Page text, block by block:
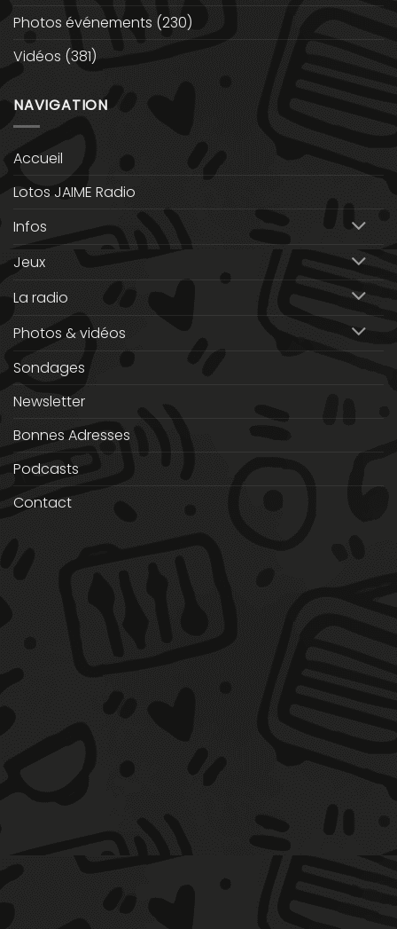
Photos événements (230)
Vidéos (381)
NAVIGATION
Accueil
Lotos JAIME Radio
Infos
Jeux
La radio
Photos & vidéos
Sondages
Newsletter
Bonnes Adresses
Podcasts
Contact